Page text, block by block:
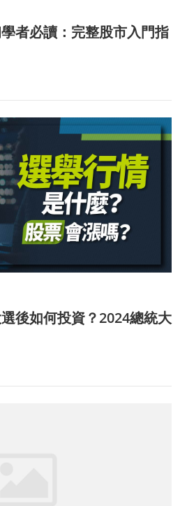
學者必讀：完整股市入門指
後如何投資？2024總統大